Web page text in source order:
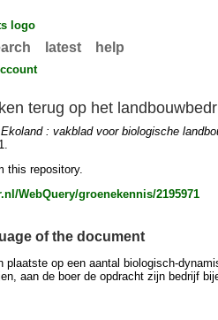
latest help
terug op het
Ekoland : vakblad voor biologische
this repository.
WebQuery/groenekennis/2195971
of the document
op een aantal biologisch-
aan de boer de opdracht zijn bedrijf